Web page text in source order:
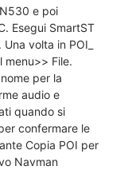
e poi
Esegui SmartST
volta in POI_
menu>> File.
per la
audio e
quando si
confermare le
Copia POI per
Navman